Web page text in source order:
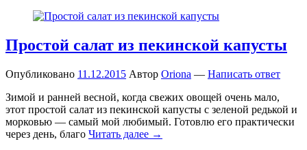
Простой салат из пекинской капусты
Опубликовано 11.12.2015 Автор Oriona — Написать ответ
Зимой и ранней весной, когда свежих овощей очень мало,
этот простой салат из пекинской капусты с зеленой редькой и
морковью — самый мой любимый. Готовлю его практически
через день, благо Читать далее →